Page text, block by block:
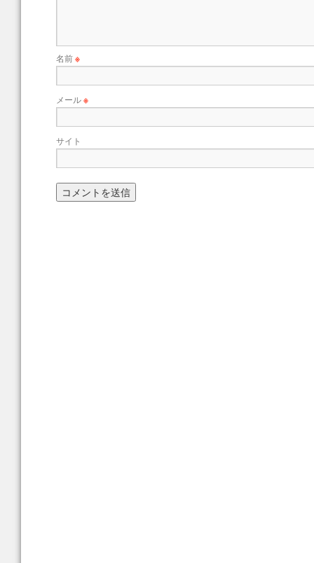
名前※
メール※
サイト